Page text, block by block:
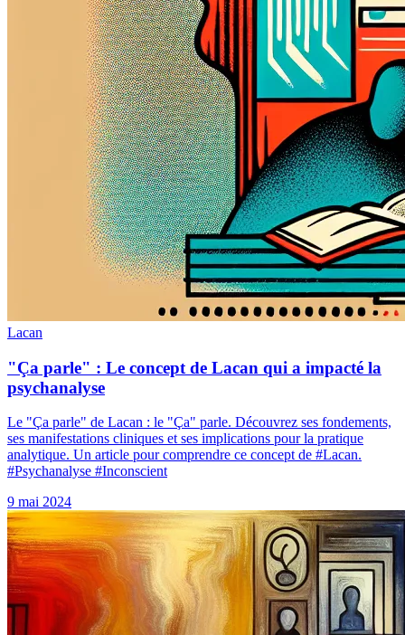
Lacan
"Ça parle" : Le concept de Lacan qui a impacté la
psychanalyse
Le "Ça parle" de Lacan : le "Ça" parle. Découvrez ses fondements,
ses manifestations cliniques et ses implications pour la pratique
analytique. Un article pour comprendre ce concept de #Lacan.
#Psychanalyse #Inconscient
9 mai 2024